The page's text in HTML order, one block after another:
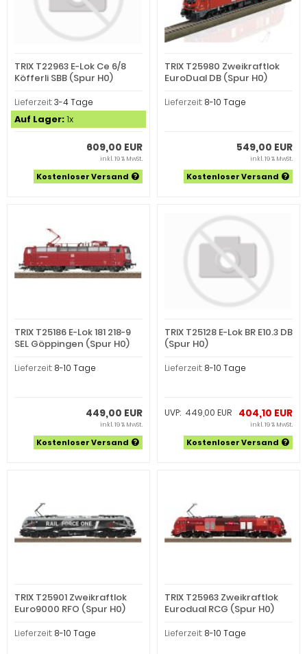
TRIX T22963 E-Lok Ce 6/8
Köfferli SBB (Spur H0)
Lieferzeit:3-4 Tage
Auf Lager:1x
609,00 EUR
inkl. 19 % MwSt.
Kostenloser Versand
TRIX T25980 Zweikraftlok
EuroDual DB (Spur H0)
Lieferzeit: 8-10 Tage
549,00 EUR
inkl. 19 % MwSt.
Kostenloser Versand
TRIX T25186 E-Lok 181 218-9
SEL Göppingen (Spur H0)
Lieferzeit: 8-10 Tage
449,00 EUR
inkl. 19 % MwSt.
Kostenloser Versand
TRIX T25128 E-Lok BR E10.3 DB
(Spur H0)
Lieferzeit: 8-10 Tage
404,10 EUR
UVP: 449,00 EUR
inkl. 19 % MwSt.
Kostenloser Versand
TRIX T25901 Zweikraftlok
Euro9000 RFO (Spur H0)
Lieferzeit: 8-10 Tage
TRIX T25963 Zweikraftlok
Eurodual RCG (Spur H0)
Lieferzeit: 8-10 Tage